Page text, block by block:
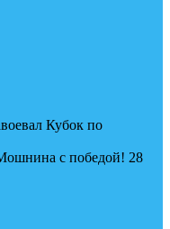
Кубок по
с победой! 28